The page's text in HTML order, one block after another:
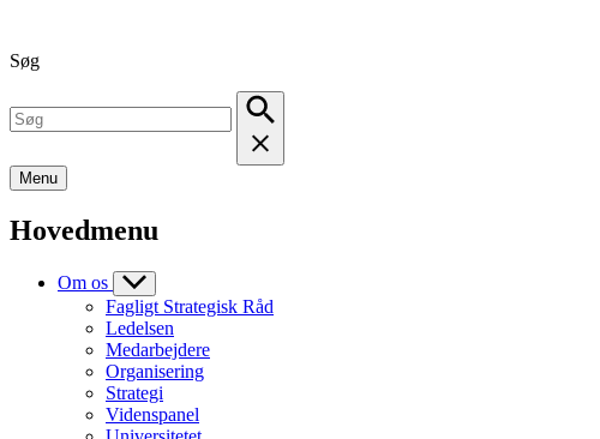
Søg
Menu
Hovedmenu
Om os
Fagligt Strategisk Råd
Ledelsen
Medarbejdere
Organisering
Strategi
Videnspanel